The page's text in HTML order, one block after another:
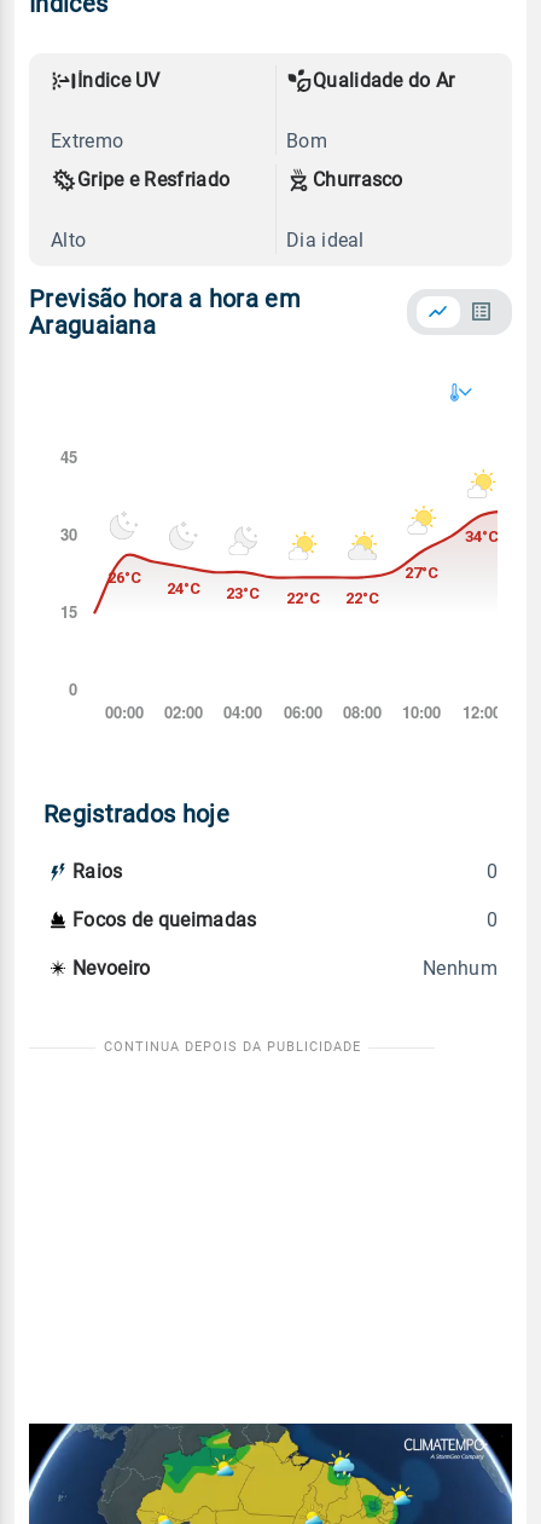
Índice UV
Extremo
Qualidade do Ar
Bom
Gripe e Resfriado
Alto
Churrasco
Dia ideal
Previsão hora a hora em
Araguaiana
Registrados hoje
Raios 0
Focos de queimadas 0
Nevoeiro Nenhum